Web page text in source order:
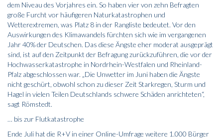
dem Niveau des Vorjahres ein. So haben vier von zehn Befragten
große Furcht vor häufigeren Naturkatastrophen und
Wetterextremen, was Platz 8 in der Rangliste bedeutet. Vor den
Auswirkungen des Klimawandels fürchten sich wie im vergangenen
Jahr 40% der Deutschen. Das diese Ängste eher moderat ausgeprägt
sind, ist auf den Zeitpunkt der Befragung zurückzuführen, die vor der
Hochwasserkatastrophe in Nordrhein-Westfalen und Rheinland-
Pfalz abgeschlossen war. „Die Unwetter im Juni haben die Ängste
nicht geschürt, obwohl schon zu dieser Zeit Starkregen, Sturm und
Hagel in vielen Teilen Deutschlands schwere Schäden anrichteten“,
sagt Römstedt.
… bis zur Flutkatastrophe
Ende Juli hat die R+V in einer Online-Umfrage weitere 1.000 Bürger